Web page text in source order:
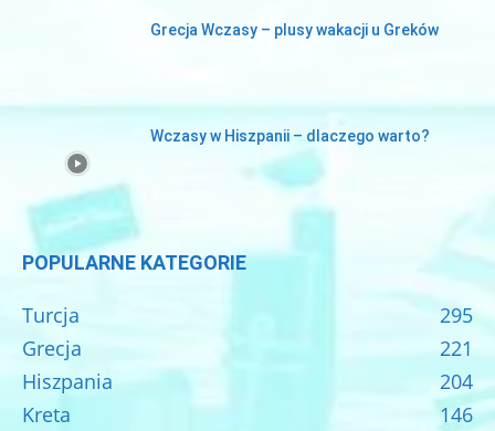
Grecja Wczasy – plusy wakacji u Greków
Wczasy w Hiszpanii – dlaczego warto?
POPULARNE KATEGORIE
Turcja
295
Grecja
221
Hiszpania
204
Kreta
146